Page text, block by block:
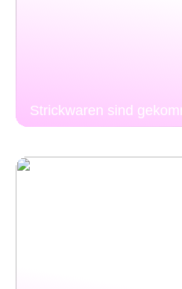
Strickwaren sind